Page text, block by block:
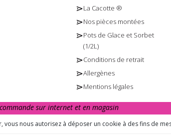
La Cacotte ®
Nos pièces montées
Pots de Glace et Sorbet
(1/2L)
Conditions de retrait
Allergènes
Mentions légales
sur internet et en magasin
vous nous autorisez à déposer un cookie à des fins de